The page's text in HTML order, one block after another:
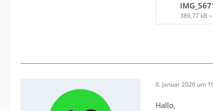
389,77 kB
8. Januar 2026 um
Hallo,